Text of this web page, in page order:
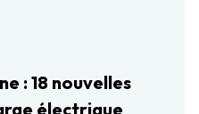
: 18 nouvelles
électrique